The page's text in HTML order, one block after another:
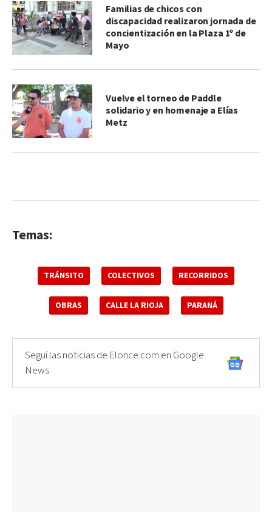
Familias de chicos con
discapacidad realizaron jornada de
concientización en la Plaza 1º de
Mayo
Vuelve el torneo de Paddle
solidario y en homenaje a Elías
Metz
Temas:
TRÁNSITO COLECTIVOS RECORRIDOS
OBRAS CALLE LA RIOJA PARANÁ
Seguí las noticias de Elonce.com en Google
News